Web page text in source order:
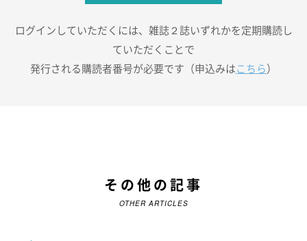
ログインしていただくには、雑誌２誌いずれかを定期購読し
ていただくことで
発行される購読者番号が必要です（申込みは こちら ）
その他の記事
OTHER ARTICLES